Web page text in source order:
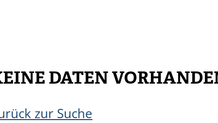
DATEN
zur Suche